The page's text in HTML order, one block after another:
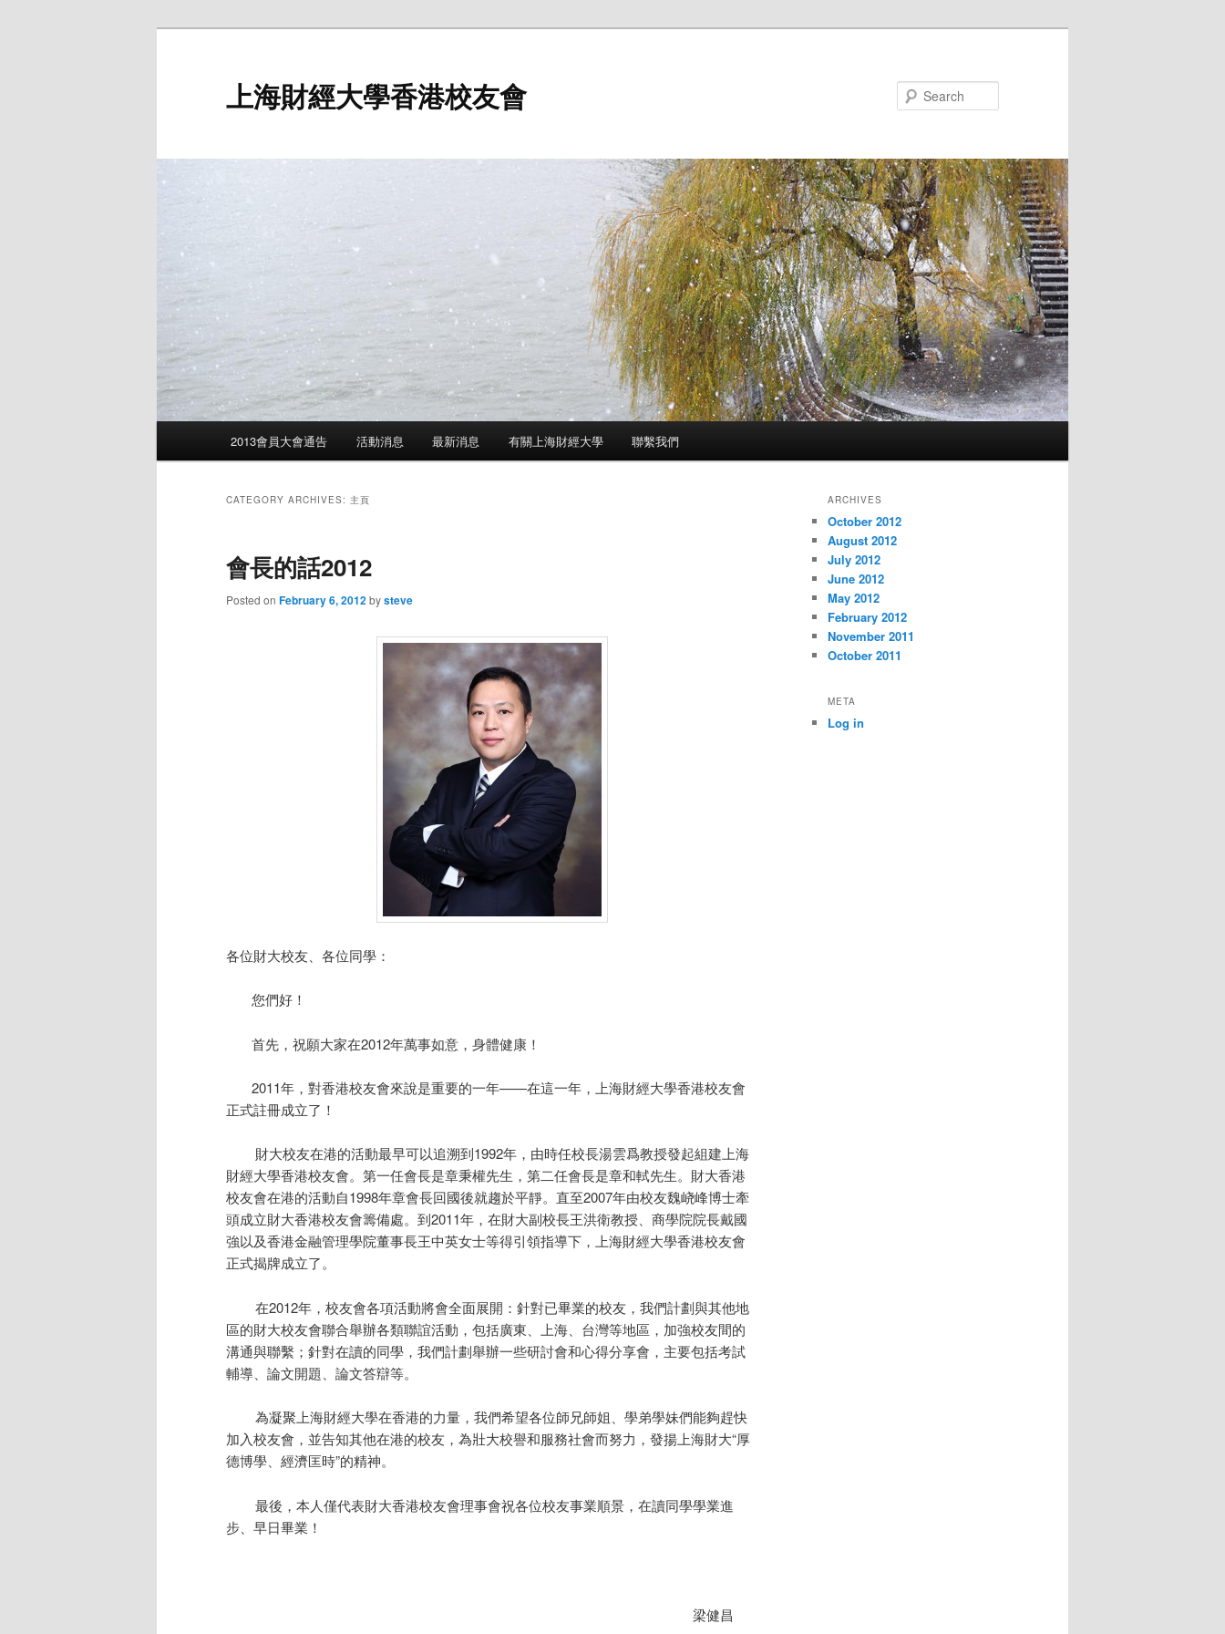
上海財經大學香港校友會
2013會員大會通告 活動消息 最新消息 有關上海財經大學 聯繫我們
CATEGORY ARCHIVES: 主頁
會長的話2012
Posted on February 6, 2012bysteve
各位財大校友、各位同學：
您們好！
首先，祝願大家在2012年萬事如意，身體健康！
2011年，對香港校友會來說是重要的一年——在這一年，上海財經大學香港校友會
正式註冊成立了！
財大校友在港的活動最早可以追溯到1992年，由時任校長湯雲爲教授發起組建上海
財經大學香港校友會。第一任會長是章秉權先生，第二任會長是章和軾先生。財大香港
校友會在港的活動自1998年章會長回國後就趨於平靜。直至2007年由校友魏峣峰博士牽
頭成立財大香港校友會籌備處。到2011年，在財大副校長王洪衛教授、商學院院長戴國
強以及香港金融管理學院董事長王中英女士等得引領指導下，上海財經大學香港校友會
正式揭牌成立了。
在2012年，校友會各項活動將會全面展開：針對已畢業的校友，我們計劃與其他地
區的財大校友會聯合舉辦各類聯誼活動，包括廣東、上海、台灣等地區，加強校友間的
溝通與聯繫；針對在讀的同學，我們計劃舉辦一些研討會和心得分享會，主要包括考試
輔導、論文開題、論文答辯等。
為凝聚上海財經大學在香港的力量，我們希望各位師兄師姐、學弟學妹們能夠趕快
加入校友會，並告知其他在港的校友，為壯大校譽和服務社會而努力，發揚上海財大“厚
德博學、經濟匡時”的精神。
最後，本人僅代表財大香港校友會理事會祝各位校友事業順景，在讀同學學業進
步、早日畢業！
梁健昌
ARCHIVES
October 2012
August 2012
July 2012
June 2012
May 2012
February 2012
November 2011
October 2011
META
Log in